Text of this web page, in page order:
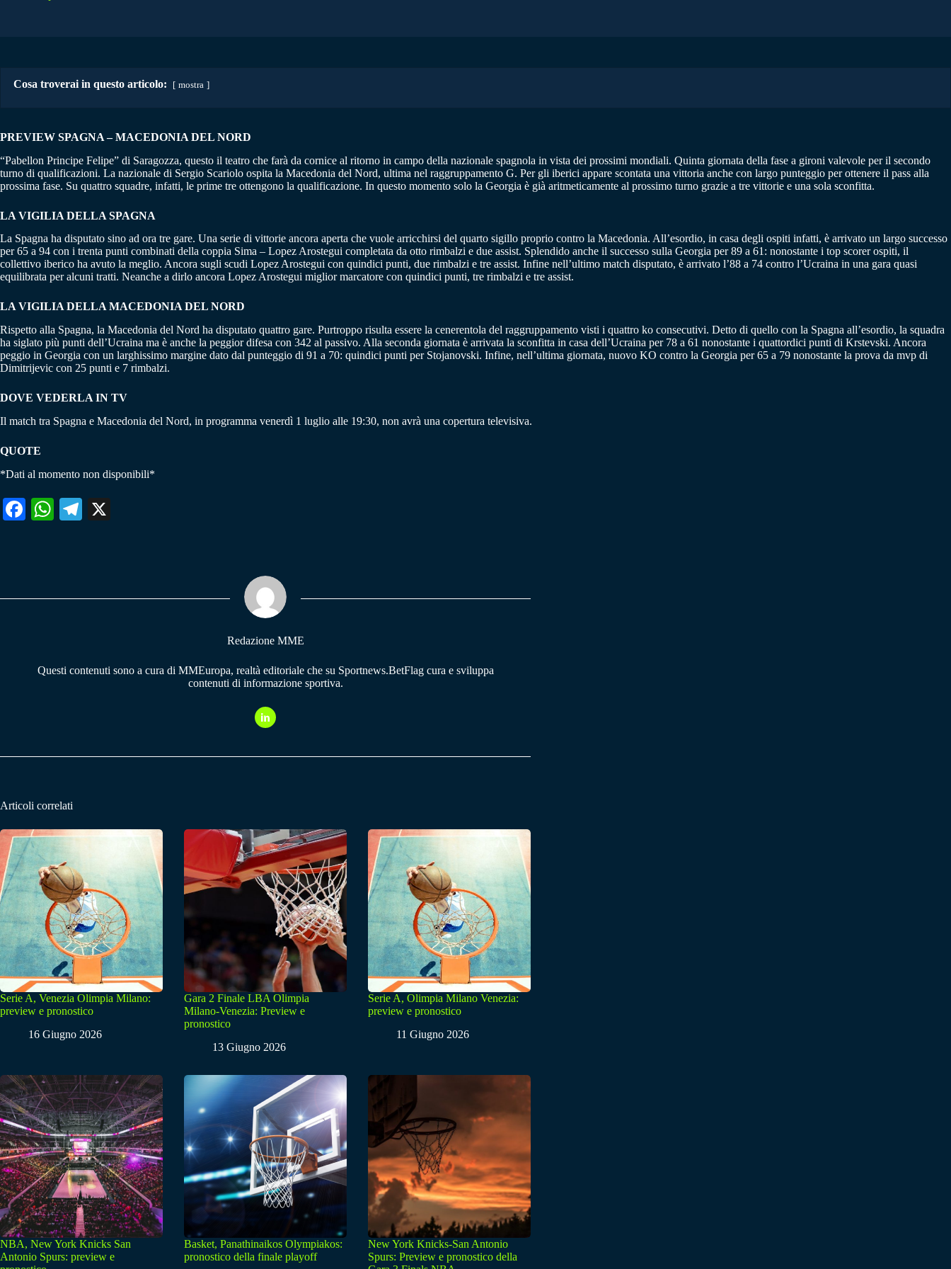
Cosa troverai in questo articolo: mostra
PREVIEW SPAGNA – MACEDONIA DEL NORD
“Pabellon Principe Felipe” di Saragozza, questo il teatro che farà da cornice al ritorno in campo della nazionale spagnola in vista dei prossimi mondiali. Quinta giornata della fase a gironi valevole per il secondo
turno di qualificazioni. La nazionale di Sergio Scariolo ospita la Macedonia del Nord, ultima nel raggruppamento G. Per gli iberici appare scontata una vittoria anche con largo punteggio per ottenere il pass alla
prossima fase. Su quattro squadre, infatti, le prime tre ottengono la qualificazione. In questo momento solo la Georgia è già aritmeticamente al prossimo turno grazie a tre vittorie e una sola sconfitta.
LA VIGILIA DELLA SPAGNA
La Spagna ha disputato sino ad ora tre gare. Una serie di vittorie ancora aperta che vuole arricchirsi del quarto sigillo proprio contro la Macedonia. All’esordio, in casa degli ospiti infatti, è arrivato un largo successo
per 65 a 94 con i trenta punti combinati della coppia Sima – Lopez Arostegui completata da otto rimbalzi e due assist. Splendido anche il successo sulla Georgia per 89 a 61: nonostante i top scorer ospiti, il
collettivo iberico ha avuto la meglio. Ancora sugli scudi Lopez Arostegui con quindici punti, due rimbalzi e tre assist. Infine nell’ultimo match disputato, è arrivato l’88 a 74 contro l’Ucraina in una gara quasi
equilibrata per alcuni tratti. Neanche a dirlo ancora Lopez Arostegui miglior marcatore con quindici punti, tre rimbalzi e tre assist.
LA VIGILIA DELLA MACEDONIA DEL NORD
Rispetto alla Spagna, la Macedonia del Nord ha disputato quattro gare. Purtroppo risulta essere la cenerentola del raggruppamento visti i quattro ko consecutivi. Detto di quello con la Spagna all’esordio, la squadra
ha siglato più punti dell’Ucraina ma è anche la peggior difesa con 342 al passivo. Alla seconda giornata è arrivata la sconfitta in casa dell’Ucraina per 78 a 61 nonostante i quattordici punti di Krstevski. Ancora
peggio in Georgia con un larghissimo margine dato dal punteggio di 91 a 70: quindici punti per Stojanovski. Infine, nell’ultima giornata, nuovo KO contro la Georgia per 65 a 79 nonostante la prova da mvp di
Dimitrijevic con 25 punti e 7 rimbalzi.
DOVE VEDERLA IN TV
Il match tra Spagna e Macedonia del Nord, in programma venerdì 1 luglio alle 19:30, non avrà una copertura televisiva.
QUOTE
*Dati al momento non disponibili*
Fa W
pp
Te
m
Redazione MME
Questi contenuti sono a cura di MMEuropa, realtà editoriale che su Sportnews.BetFlag cura e sviluppa
contenuti di informazione sportiva.
Articoli correlati
Serie A, Venezia Olimpia Milano:
preview e pronostico
16 Giugno 2026
Gara 2 Finale LBA Olimpia
Milano-Venezia: Preview e
pronostico
13 Giugno 2026
Serie A, Olimpia Milano Venezia:
preview e pronostico
11 Giugno 2026
NBA, New York Knicks San
Antonio Spurs: preview e
Basket, Panathinaikos Olympiakos:
pronostico della finale playoff
New York Knicks-San Antonio
Spurs: Preview e pronostico della